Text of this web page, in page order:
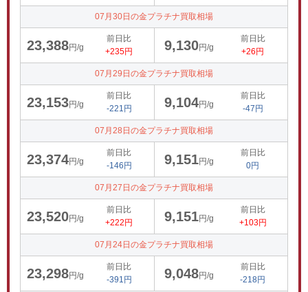
07月30日の金プラチナ買取相場
23,388円/g
前日比
+235円
9,130円/g
前日比
+26円
07月29日の金プラチナ買取相場
23,153円/g
前日比
-221円
9,104円/g
前日比
-47円
07月28日の金プラチナ買取相場
23,374円/g
前日比
-146円
9,151円/g
前日比
0円
07月27日の金プラチナ買取相場
23,520円/g
前日比
+222円
9,151円/g
前日比
+103円
07月24日の金プラチナ買取相場
23,298円/g
前日比
-391円
9,048円/g
前日比
-218円